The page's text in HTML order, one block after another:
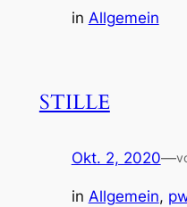
in Allgemein
STILLE
Okt. 2, 2020—
in Allgemein,